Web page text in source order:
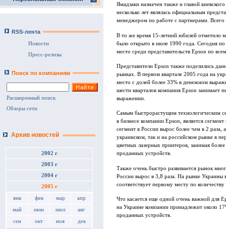
RSS-лента
Новости
Пресс-релизы
Поиск по компаниям
Расширенный поиск
Обзоры сети
Архив новостей
2002 г
2003 г
2004 г
2005 г
янв фев мар апр
май июн июл авг
сен окт ноя дек
Ямадзаки назначен также и главой
несколько лет являлась официальным
менеджером по работе с партнерами. Всего
В то же время 15-летний юбилей отметило
было открыто в июле 1990 года. Сегодня
место среди представительств Epson по
Представители Epson также поделились
рынках. В первом квартале 2005 года на
место с долей более 33% в денежном
шести кварталов компания Epson занимает
выражении.
Самым быстрорастущим технологическим
в бизнесе компании Epson, является
сегмент в России вырос более чем в 2
украинском, так и на российском рынке в
цветных лазерных принтеров, занимая
проданных устройств.
Также очень быстро развивается рынок
России вырос в 3,8 раза. На рынке Украины
соответствует первому месту по
Что касается еще одной очень важной для
на Украине компании принадлежит около
проданных устройств.